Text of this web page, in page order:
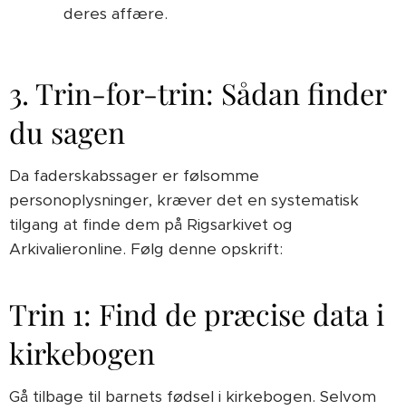
deres affære.
3. Trin-for-trin: Sådan finder
du sagen
Da faderskabssager er følsomme
personoplysninger, kræver det en systematisk
tilgang at finde dem på Rigsarkivet og
Arkivalieronline. Følg denne opskrift:
Trin 1: Find de præcise data i
kirkebogen
Gå tilbage til barnets fødsel i kirkebogen. Selvom